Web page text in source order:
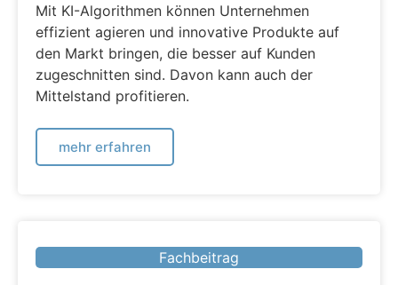
Mit KI-Algorithmen können Unternehmen
effizient agieren und innovative Produkte auf
den Markt bringen, die besser auf Kunden
zugeschnitten sind. Davon kann auch der
Mittelstand profitieren.
mehr erfahren
Fachbeitrag